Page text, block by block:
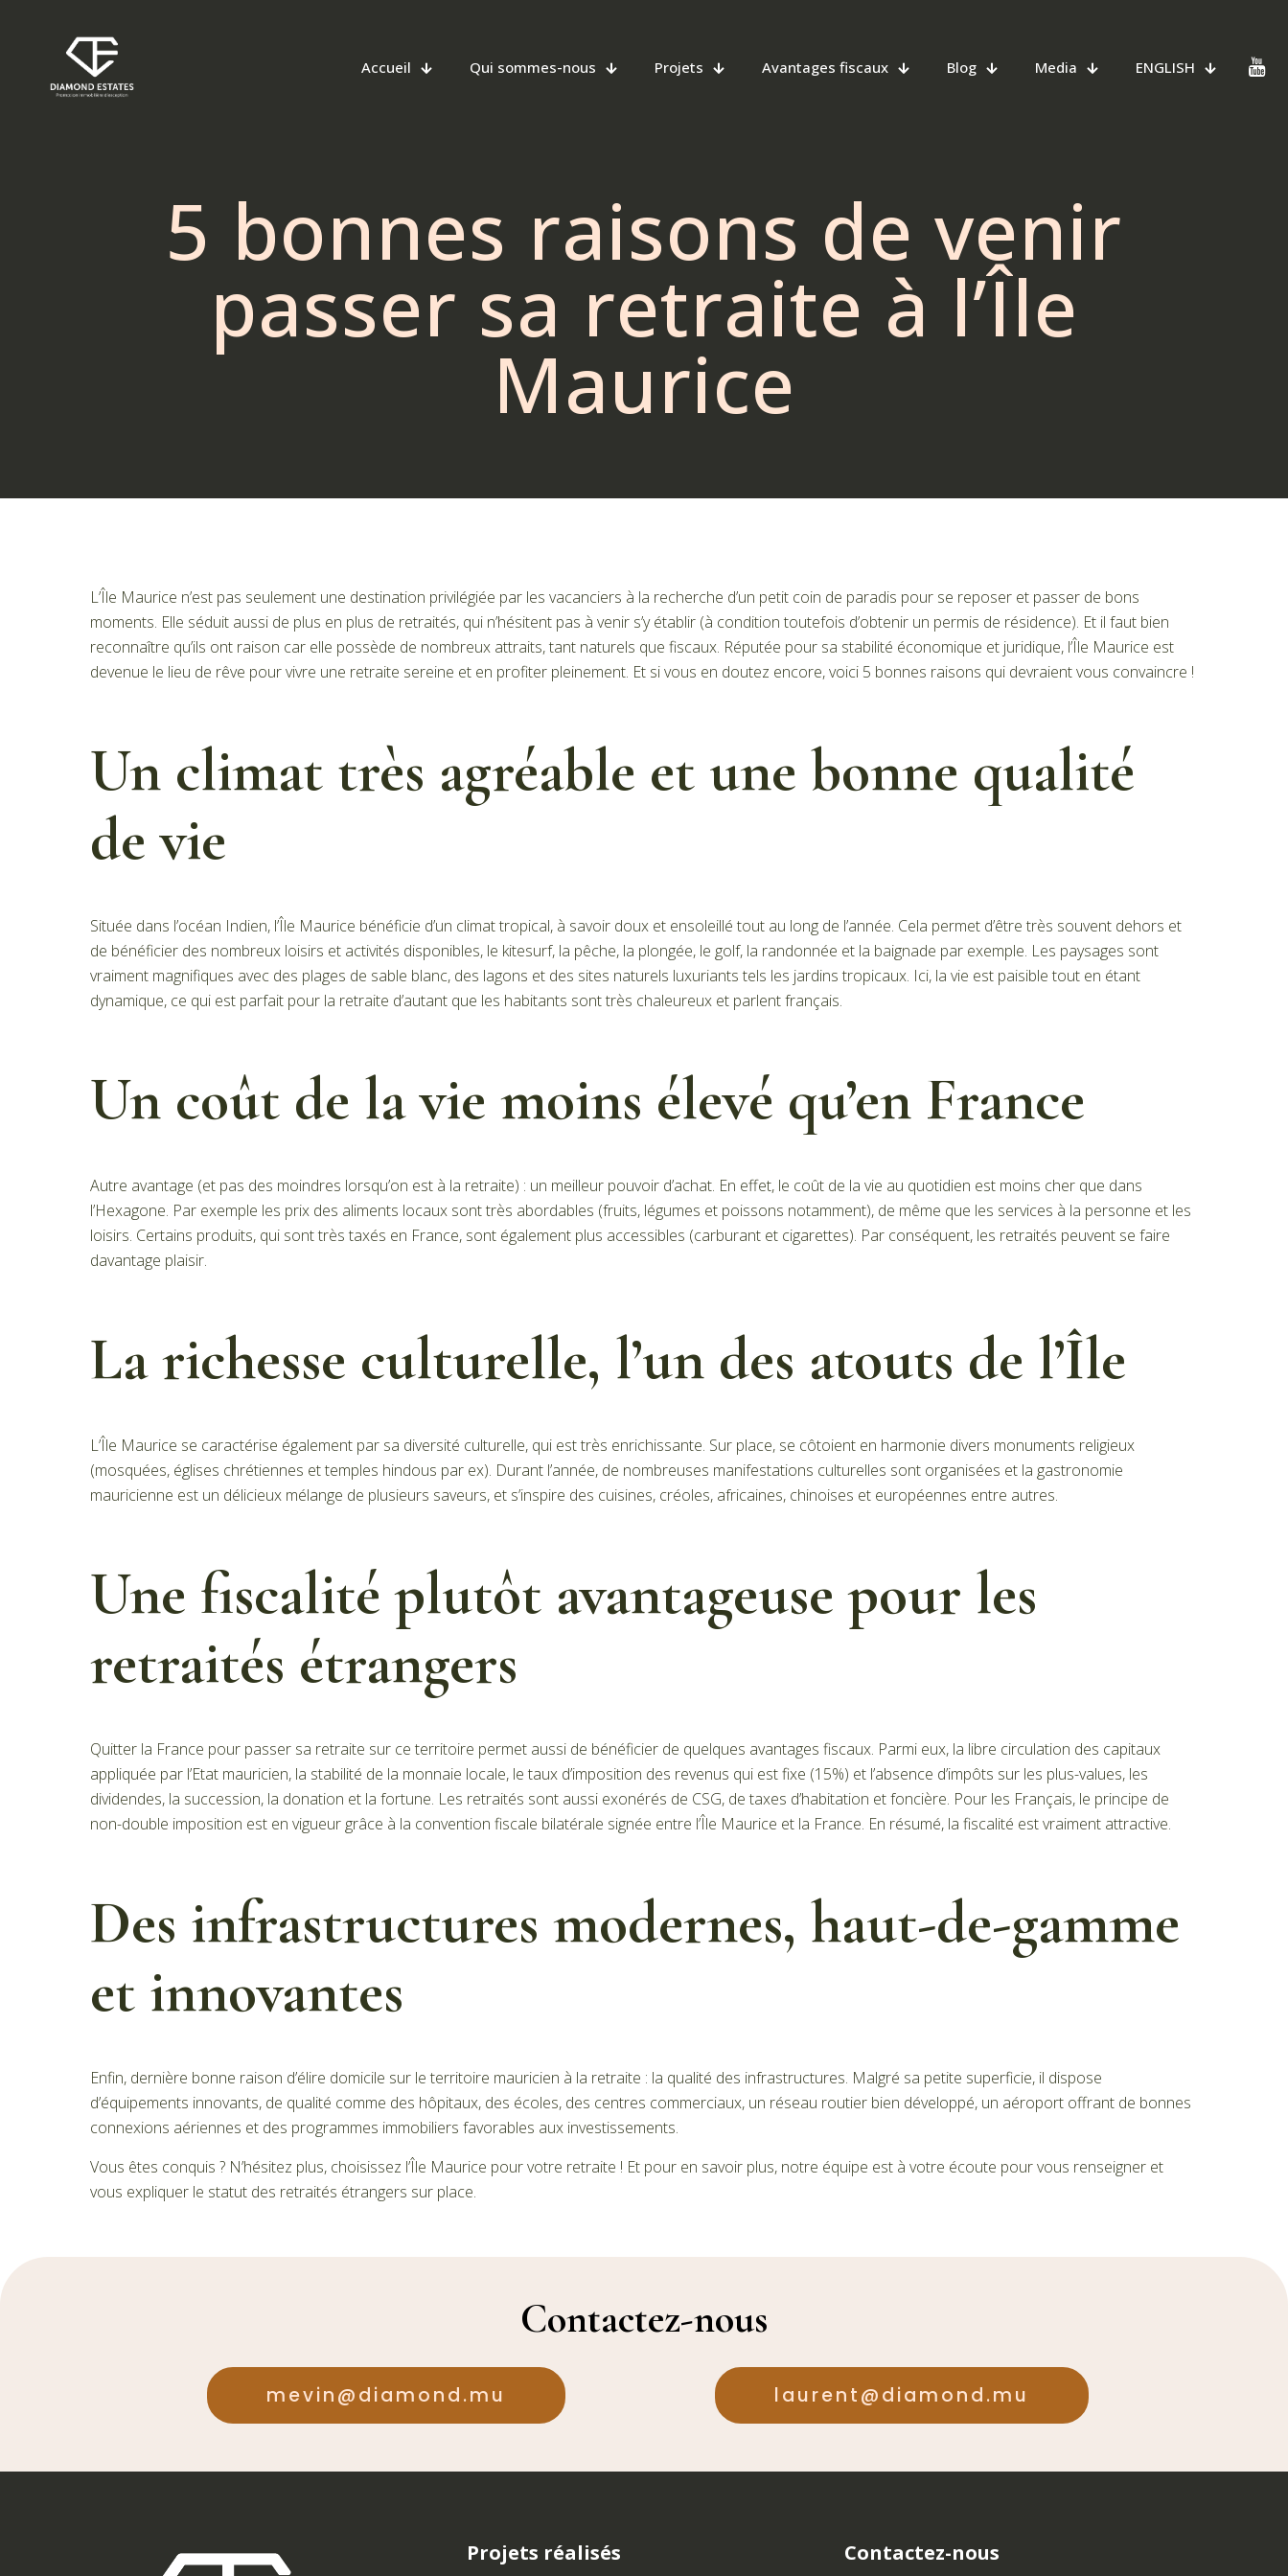
Accueil Qui sommes-nous Projets Avantages fiscaux Blog Media ENGLISH
5 bonnes raisons de venir
passer sa retraite à l’Île
Maurice
L’Île Maurice n’est pas seulement une destination privilégiée par les vacanciers à la recherche d’un petit coin de paradis pour se reposer et passer de bons
moments. Elle séduit aussi de plus en plus de retraités, qui n’hésitent pas à venir s’y établir (à condition toutefois d’obtenir un permis de résidence). Et il faut bien
reconnaître qu’ils ont raison car elle possède de nombreux attraits, tant naturels que fiscaux. Réputée pour sa stabilité économique et juridique, l’Île Maurice est
devenue le lieu de rêve pour vivre une retraite sereine et en profiter pleinement. Et si vous en doutez encore, voici 5 bonnes raisons qui devraient vous convaincre !
Un climat très agréable et une bonne qualité
de vie
Située dans l’océan Indien, l’Île Maurice bénéficie d’un climat tropical, à savoir doux et ensoleillé tout au long de l’année. Cela permet d’être très souvent dehors et
de bénéficier des nombreux loisirs et activités disponibles, le kitesurf, la pêche, la plongée, le golf, la randonnée et la baignade par exemple. Les paysages sont
vraiment magnifiques avec des plages de sable blanc, des lagons et des sites naturels luxuriants tels les jardins tropicaux. Ici, la vie est paisible tout en étant
dynamique, ce qui est parfait pour la retraite d’autant que les habitants sont très chaleureux et parlent français.
Un coût de la vie moins élevé qu’en France
Autre avantage (et pas des moindres lorsqu’on est à la retraite) : un meilleur pouvoir d’achat. En effet, le coût de la vie au quotidien est moins cher que dans
l’Hexagone. Par exemple les prix des aliments locaux sont très abordables (fruits, légumes et poissons notamment), de même que les services à la personne et les
loisirs. Certains produits, qui sont très taxés en France, sont également plus accessibles (carburant et cigarettes). Par conséquent, les retraités peuvent se faire
davantage plaisir.
La richesse culturelle, l’un des atouts de l’Île
L’Île Maurice se caractérise également par sa diversité culturelle, qui est très enrichissante. Sur place, se côtoient en harmonie divers monuments religieux
(mosquées, églises chrétiennes et temples hindous par ex). Durant l’année, de nombreuses manifestations culturelles sont organisées et la gastronomie
mauricienne est un délicieux mélange de plusieurs saveurs, et s’inspire des cuisines, créoles, africaines, chinoises et européennes entre autres.
Une fiscalité plutôt avantageuse pour les
retraités étrangers
Quitter la France pour passer sa retraite sur ce territoire permet aussi de bénéficier de quelques avantages fiscaux. Parmi eux, la libre circulation des capitaux
appliquée par l’Etat mauricien, la stabilité de la monnaie locale, le taux d’imposition des revenus qui est fixe (15%) et l’absence d’impôts sur les plus-values, les
dividendes, la succession, la donation et la fortune. Les retraités sont aussi exonérés de CSG, de taxes d’habitation et foncière. Pour les Français, le principe de
non-double imposition est en vigueur grâce à la convention fiscale bilatérale signée entre l’Île Maurice et la France. En résumé, la fiscalité est vraiment attractive.
Des infrastructures modernes, haut-de-gamme
et innovantes
Enfin, dernière bonne raison d’élire domicile sur le territoire mauricien à la retraite : la qualité des infrastructures. Malgré sa petite superficie, il dispose
d’équipements innovants, de qualité comme des hôpitaux, des écoles, des centres commerciaux, un réseau routier bien développé, un aéroport offrant de bonnes
connexions aériennes et des programmes immobiliers favorables aux investissements.
Vous êtes conquis ? N’hésitez plus, choisissez l’Île Maurice pour votre retraite ! Et pour en savoir plus, notre équipe est à votre écoute pour vous renseigner et
vous expliquer le statut des retraités étrangers sur place.
Contactez-nous
mevin@diamond.mu laurent@diamond.mu
Projets réalisés Contactez-nous